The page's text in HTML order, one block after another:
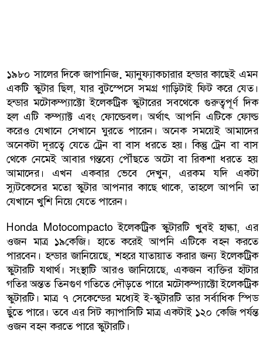
১৯৮০ সালের দিকে জাপানিজ় ম্যানুফ্যাকচারার হন্ডার কাছেই এমন
একটি স্কুটার ছিল, যার বুটস্পেসে সমগ্র গাড়িটাই ফিট করে যেত।
হন্ডার মটোকম্প্যাক্টো ইলেকট্রিক স্কুটারের সবথেকে গুরুত্বপূর্ণ দিক
হল এটি কম্প্যাক্ট এবং ফোল্ডেবল। অর্থাৎ আপনি এটিকে ফোল্ড
করেও যেখানে সেখানে ঘুরতে পারেন। অনেক সময়েই আমাদের
অনেকটা দূরত্বে যেতে ট্রেন বা বাস ধরতে হয়। কিন্তু ট্রেন বা বাস
থেকে নেমেই আবার গন্তব্যে পৌঁছতে অটো বা রিকশা ধরতে হয়
আমাদের। এখন একবার ভেবে দেখুন, এরকম যদি একটা
স্যুটকেসের মতো স্কুটার আপনার কাছে থাকে, তাহলে আপনি তা
যেখানে খুশি নিয়ে যেতে পারেন।
Honda Motocompacto ইলেকট্রিক স্কুটারটি খুবই হাল্কা, এর
ওজন মাত্র ১৯কেজি। হাতে করেই আপনি এটিকে বহন করতে
পারবেন। হন্ডার জানিয়েছে, শহরে যাতায়াত করার জন্য ইলেকট্রিক
স্কুটারটি যথার্থ। সংস্থাটি আরও জানিয়েছে, একজন ব্যক্তির হাঁটার
গতির অন্তত তিনগুণ গতিতে দৌড়তে পারে মটোকম্প্যাক্টো ইলেকট্রিক
স্কুটারটি। মাত্র ৭ সেকেন্ডের মধ্যেই ই-স্কুটারটি তার সর্বাধিক স্পিড
ছুঁতে পারে। তবে এর সিট ক্যাপাসিটি মাত্র একটাই ১২০ কেজি পর্যন্ত
ওজন বহন করতে পারে স্কুটারটি।